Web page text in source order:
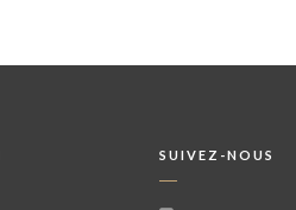
SUIVEZ-NOUS